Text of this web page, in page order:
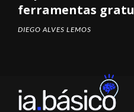
ferramentas
DIEGO ALVES LEMOS